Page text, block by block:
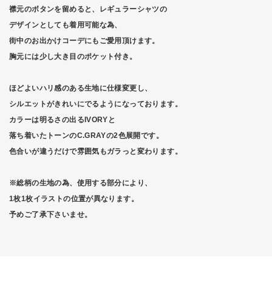
襟元のボタンを留めると、レギュラーシャツの
デザインとしても着用可能な為、
街中のお出かけコーデにもご愛用頂けます。
胸元には少し大き目のポケット付き。
ほどよいハリ感のある生地に仕様変更し、
シルエットがきれいにでるようになっております。
カラーは明るさの出るIVORYと
落ち着いたトーンのC.GRAYの2色展開です。
色合いが違うだけで雰囲気もガラっと変わります。
※総柄の生地の為、使用する部分により、
1枚1枚イラストの位置が異なります。
予めご了承下さいませ。